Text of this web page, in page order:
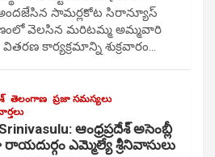
అందజేసిన సామర్లకోట సిరాన్యూస్
వెలసిన మరిటమ్మ అమ్మవారి
కార్యక్రమాన్ని శుక్రవారం…
తెలంగాణ ప్రజా సమస్యలు
ఆంధ్రప్రదేశ్ అసెంబ్లీ
ఎమ్మెల్యే శ్రీనివాసులు